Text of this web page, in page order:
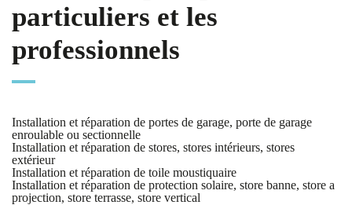
particuliers et les
professionnels
Installation et réparation de portes de garage, porte de garage
enroulable ou sectionnelle
Installation et réparation de stores, stores intérieurs, stores
extérieur
Installation et réparation de toile moustiquaire
Installation et réparation de protection solaire, store banne, store a
projection, store terrasse, store vertical